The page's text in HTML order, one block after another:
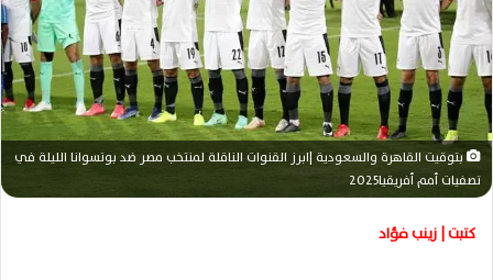
إ
ل
ك
ر
و
ن
ي
بتوقيت القاهرة والسعودية |ابرز القنوات الناقلة لمنتخب مصر ضد بوتسوانا الليلة في
تصفيات أمم أفريقيا2025
كتبت | زينب فؤاد